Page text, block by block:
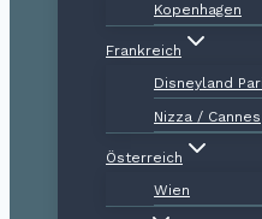
Kopenhagen
Frankreich
Disneyland
Nizza / Cannes
Österreich
Wien